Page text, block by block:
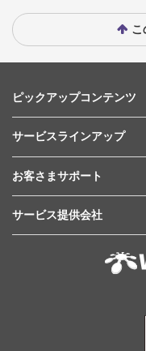
こ
ピックアップコンテンツ
サービスラインアップ
お客さまサポート
サービス提供会社